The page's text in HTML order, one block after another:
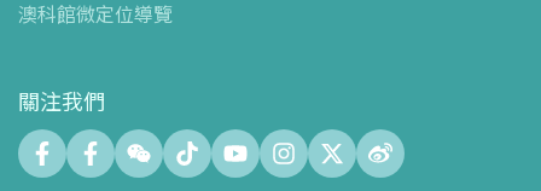
- 會議中心
數字化製造實驗室 (FABLAB)
創客空間 (Maker Space)
澳科館微定位導覽
關注我們